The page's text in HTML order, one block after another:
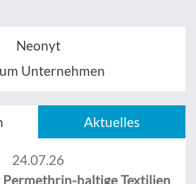
Neonyt
Unternehmen
Aktuelles
24.07.26
haltige Textilien